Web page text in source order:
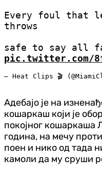
Every foul that
throws
safe to say all
pic.twitter.com/
— Heat Clips 🎬
Адебајо је на
кошаркаш који је
покојног кошаркаша
година, на мечу
поен и нико од тада
камоли да му сруши